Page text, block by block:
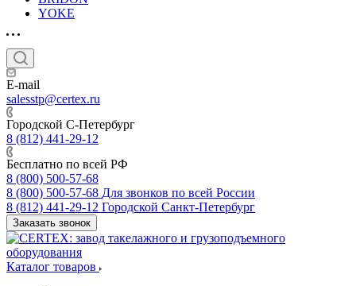
YOKE
E-mail
salesstp@certex.ru
Городской С-Петербург
8 (812) 441-29-12
Бесплатно по всей РФ
8 (800) 500-57-68
8 (800) 500-57-68 Для звонков по всей России
8 (812) 441-29-12 Городской Санкт-Петербург
Заказать звонок
Каталог товаров